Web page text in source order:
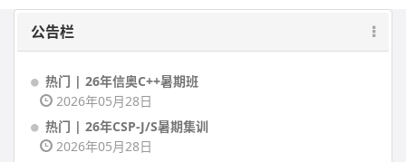
公告栏
热门 | 26年信奥C++暑期班
2026年05月28日
热门 | 26年CSP-J/S暑期集训
2026年05月28日